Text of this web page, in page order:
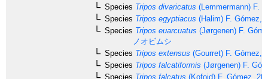
Species Tripos divaricatus (Lemmermann) F.
Species Tripos egyptiacus (Halim) F. Gómez,
Species Tripos euarcuatus (Jørgenen) F.
ノオビムシ
Species Tripos extensus (Gourret) F. Gómez,
Species Tripos falcatiformis (Jørgenen) F.
Species Tripos falcatus (Kofoid) F. Gómez,